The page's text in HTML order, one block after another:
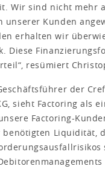
Wir sind nicht mehr
unserer Kunden
erhalten wir
Diese
resümiert
der
sieht Factoring als
Factoring-
Liquidität,